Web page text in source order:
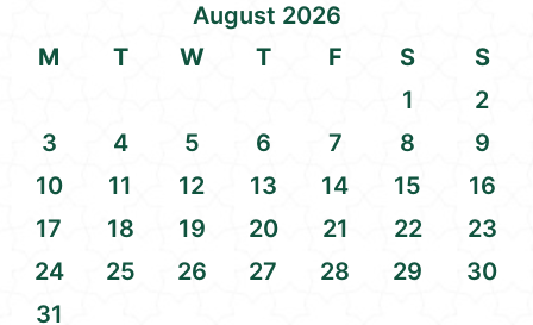
August 2026
M
T W T F S
S
1
2
3
4 5 6 7 8
9
10
11 12 13 14 15
16
17
18 19 20 21 22
23
24
25 26 27 28 29
30
31